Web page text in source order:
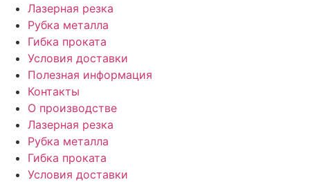
Лазерная резка
Рубка металла
Гибка проката
Условия доставки
Полезная информация
Контакты
О производстве
Лазерная резка
Рубка металла
Гибка проката
Условия доставки